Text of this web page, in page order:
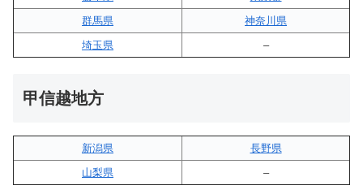
群馬県
神奈川県
埼玉県
–
甲信越地方
新潟県
長野県
山梨県
–